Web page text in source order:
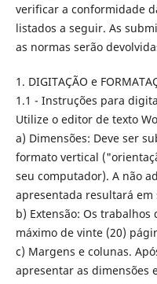
verificar a conformidade
listados a seguir. As
as normas serão
1. DIGITAÇÃO e
1.1 - Instruções para
Utilize o editor de texto
a) Dimensões: Deve ser
formato vertical
seu computador). A não
apresentada resultará em
b) Extensão: Os
máximo de vinte (20)
c) Margens e colunas.
apresentar as dimensões